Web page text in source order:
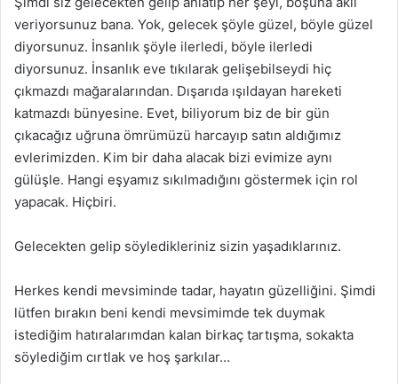
veriyorsunuz bana. Yok, gelecek şöyle güzel, böyle güzel
diyorsunuz. İnsanlık şöyle ilerledi, böyle ilerledi
diyorsunuz. İnsanlık eve tıkılarak gelişebilseydi hiç
çıkmazdı mağaralarından. Dışarıda ışıldayan hareketi
katmazdı bünyesine. Evet, biliyorum biz de bir gün
çıkacağız uğruna ömrümüzü harcayıp satın aldığımız
evlerimizden. Kim bir daha alacak bizi evimize aynı
gülüşle. Hangi eşyamız sıkılmadığını göstermek için rol
yapacak. Hiçbiri.
Gelecekten gelip söyledikleriniz sizin yaşadıklarınız.
Herkes kendi mevsiminde tadar, hayatın güzelliğini. Şimdi
lütfen bırakın beni kendi mevsimimde tek duymak
istediğim hatıralarımdan kalan birkaç tartışma, sokakta
söylediğim cırtlak ve hoş şarkılar…